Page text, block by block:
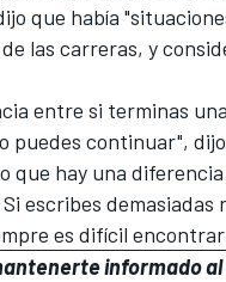
que había
las carreras, y
entre si terminas
puedes continuar",
que hay una
escribes demasiadas
es difícil
informado